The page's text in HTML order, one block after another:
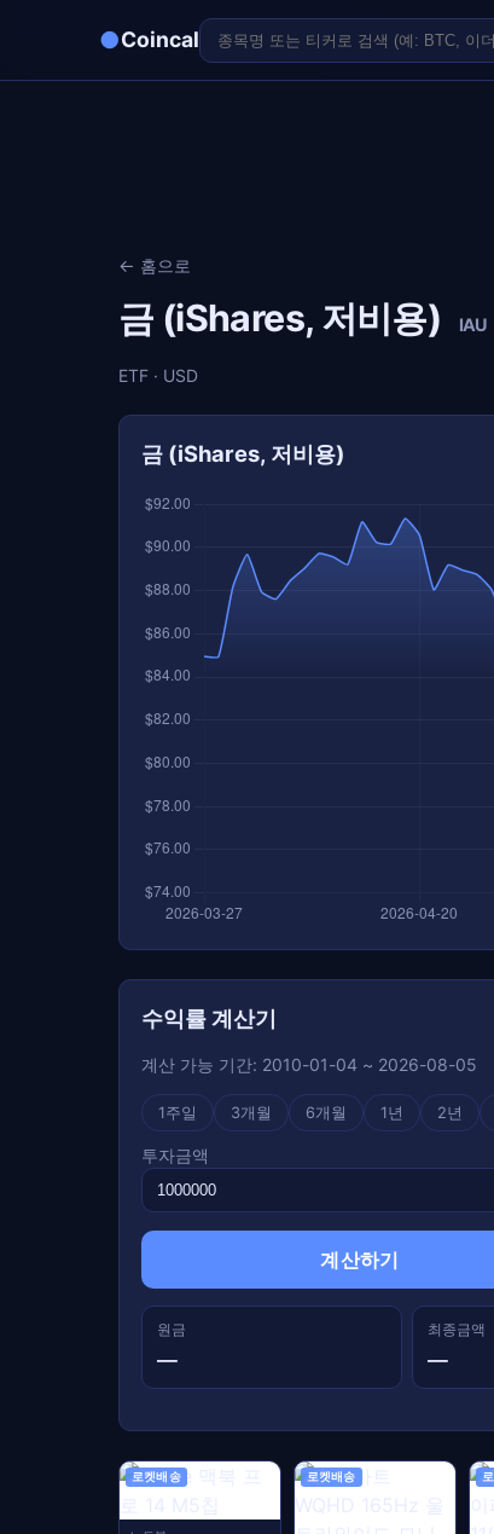
●Coincal
← 홈으로
금 (iShares, 저비용) IAU
ETF · USD
금 (iShares, 저비용)
수익률 계산기
계산 가능 기간: 2010-01-04 ~ 2026-08-05
1주일 3개월 6개월 1년 2년
투자금액
계산하기
원금
—
최종금액
—
로켓배송 로켓배송